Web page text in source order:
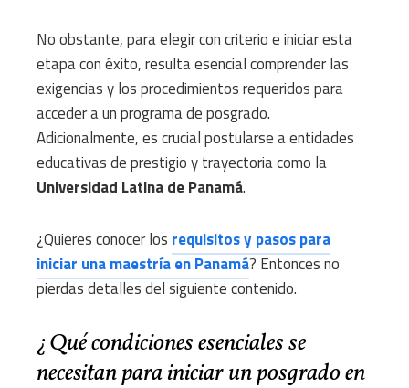
No obstante, para elegir con criterio e iniciar esta
etapa con éxito, resulta esencial comprender las
exigencias y los procedimientos requeridos para
acceder a un programa de posgrado.
Adicionalmente, es crucial postularse a entidades
educativas de prestigio y trayectoria como la
Universidad Latina de Panamá.
¿Quieres conocer los requisitos y pasos para
iniciar una maestría en Panamá? Entonces no
pierdas detalles del siguiente contenido.
¿Qué condiciones esenciales se
necesitan para iniciar un posgrado en